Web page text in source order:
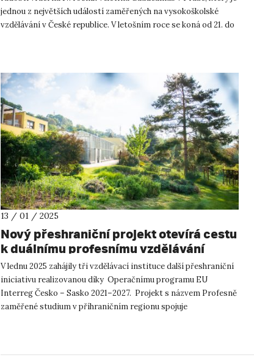
jednou z největších událostí zaměřených na vysokoškolské
vzdělávání v České republice. V letošním roce se koná od 21. do
13 / 01 / 2025
Nový přeshraniční projekt otevírá cestu
k duálnímu profesnímu vzdělávání
V lednu 2025 zahájily tři vzdělávací instituce další přeshraniční
iniciativu realizovanou díky Operačnímu programu EU
Interreg Česko – Sasko 2021–2027. Projekt s názvem Profesně
zaměřené studium v příhraničním regionu spojuje